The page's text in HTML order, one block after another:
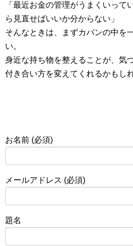
「最近お金の管理がうまくいって
ら見直せばいいか分からない」
そんなときは、まずカバンの中を
い。
身近な持ち物を整えることが、気
付き合い方を変えてくれるかもし
お名前 (必須)
メールアドレス (必須)
題名